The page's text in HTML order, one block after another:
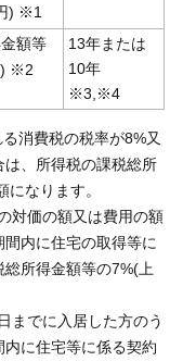
) ※1
額等
) ※2
13年または
10年
※3,※4
消費税の税率が8%又
、所得税の課税総所
なります。
対価の額又は費用の額
内に住宅の取得等に
所得金額等の7%(上
までに入居した方のう
に住宅等に係る契約